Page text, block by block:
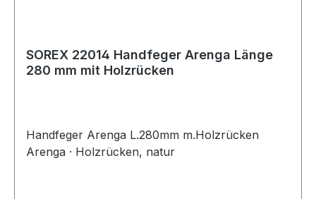
SOREX 22014 Handfeger Arenga Länge
280 mm mit Holzrücken
Handfeger Arenga L.280mm m.Holzrücken
Arenga · Holzrücken, natur